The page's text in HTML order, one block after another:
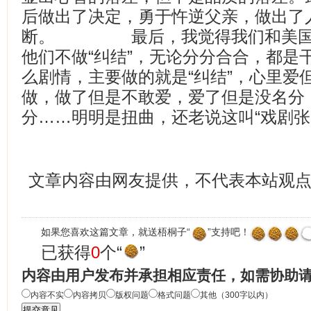
后做出了决定，勇于忤逆父亲，做出
断。 最后，我觉得我们和美国故
他们不做“纠结”，无论分分合合，都是
么剧情，主要做的就是“纠结”，心里爱
做，做了但是不敢爱，爱了但是没名
分……明明是扭曲，还老说这叫“戏剧张
文章内容由网友提供，不代表本站观点
如果您喜欢这篇文章，就送梧桐子“ ”支持吧！
已获得0个“ ”
内容由用户发布并承担相应责任，如需协助
内容不实 内容拷贝 版权问题 格式问题 其他（300字以内）